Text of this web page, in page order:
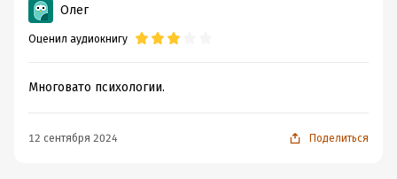
Олег
Оценил аудиокнигу
Многовато психологии.
12 сентября 2024 Поделиться